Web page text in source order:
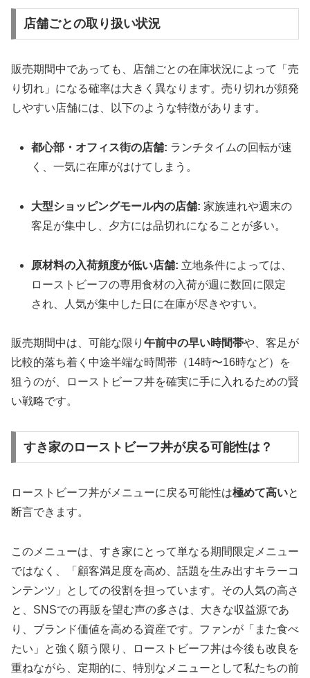
店舗ごとの取り扱い状況
販売期間中であっても、店舗ごとの在庫状況によって「売
り切れ」になる確率は大きく異なります。売り切れが頻発
しやすい店舗には、以下のような特徴があります。
都心部・オフィス街の店舗: ランチタイムの回転が速
く、一気に在庫がはけてしまう。
大型ショッピングモール内の店舗: 家族連れや週末の
客足が集中し、夕方には品切れになることが多い。
原材料の入荷頻度が低い店舗: 立地条件によっては、
ローストビーフの専用食材の入荷が週に数回に限定
され、人気が集中した日に在庫が尽きやすい。
販売期間中は、可能な限り 午前中の早い時間帯や、客足が
比較的落ち着く中途半端な時間帯（14時〜16時など）を
狙うのが、ローストビーフ丼を確実に手に入れるための賢
い戦略です。
すき家のローストビーフ丼が戻る可能性は？
ローストビーフ丼がメニューに戻る可能性は極めて高いと
断言できます。
このメニューは、すき家にとって単なる期間限定メニュー
ではなく、「顧客満足度を高め、話題を生み出すキラーコ
ンテンツ」としての役割を担っています。その人気の高さ
と、SNSでの再販を望む声の多さは、大きな収益源であ
り、ブランド価値を高める資産です。ファンが「また食べ
たい」と強く願う限り、ローストビーフ丼は今後も改良を
重ねながら、定期的に、特別なメニューとして私たちの前